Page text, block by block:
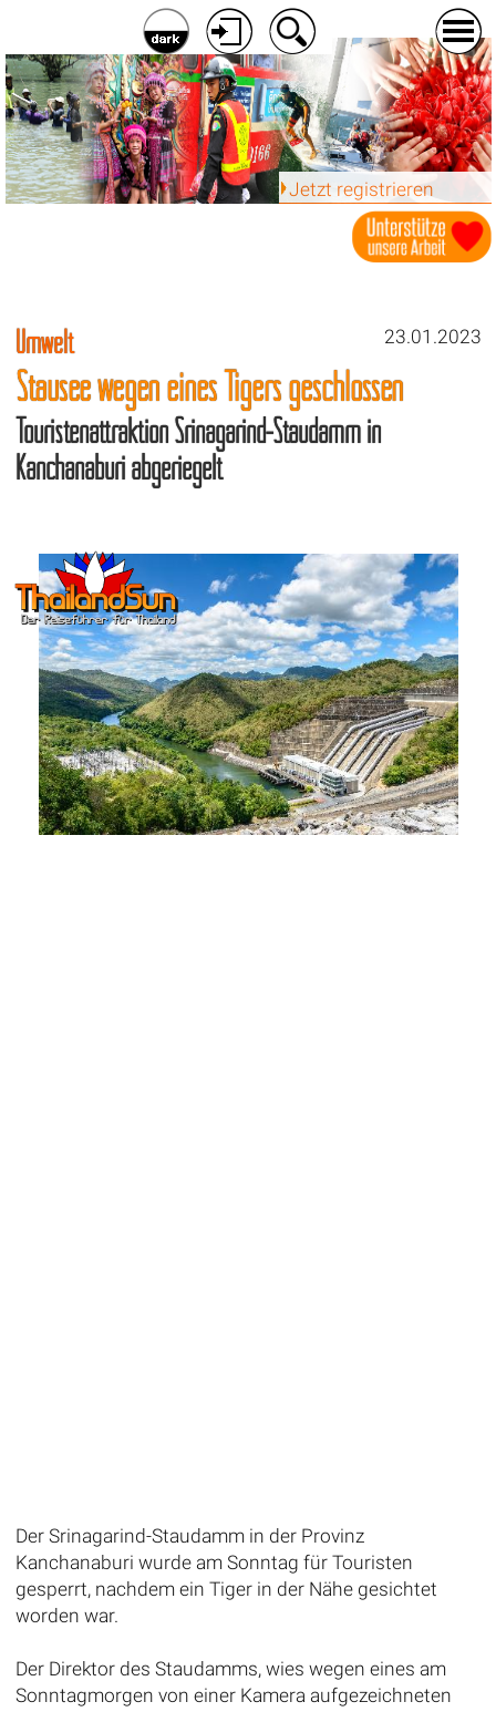
Jetzt registrieren
23.01.2023
Umwelt
Stausee wegen eines Tigers geschlossen
Touristenattraktion Srinagarind-Staudamm in
Kanchanaburi abgeriegelt
Der Srinagarind-Staudamm in der Provinz
Kanchanaburi wurde am Sonntag für Touristen
gesperrt, nachdem ein Tiger in der Nähe gesichtet
worden war.
Der Direktor des Staudamms, wies wegen eines am
Sonntagmorgen von einer Kamera aufgezeichneten